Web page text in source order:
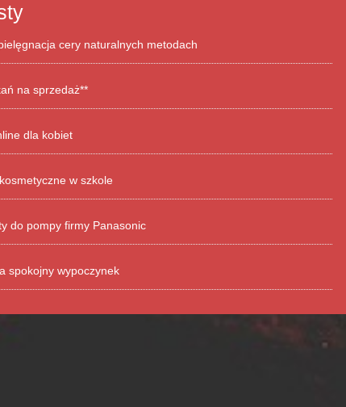
cery naturalnych metodach
na sprzedaż**
dla kobiet
w szkole
do pompy firmy Panasonic
spokojny wypoczynek